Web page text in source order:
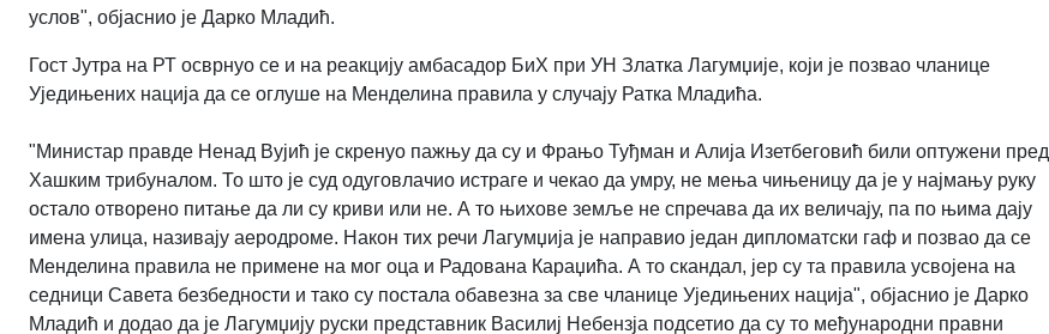
услов", објаснио је Дарко Младић.
Гост Јутра на РТ осврнуо се и на реакцију амбасадор БиХ при УН Златка Лагумџије, који је позвао чланице
Уједињених нација да се оглуше на Менделина правила у случају Ратка Младића.
"Министар правде Ненад Вујић је скренуо пажњу да су и Фрањо Туђман и Алија Изетбеговић били оптужени пред
Хашким трибуналом. То што је суд одуговлачио истраге и чекао да умру, не мења чињеницу да је у најмању руку
остало отворено питање да ли су криви или не. А то њихове земље не спречава да их величају, па по њима дају
имена улица, називају аеродроме. Након тих речи Лагумџија је направио један дипломатски гаф и позвао да се
Менделина правила не примене на мог оца и Радована Караџића. А то скандал, јер су та правила усвојена на
седници Савета безбедности и тако су постала обавезна за све чланице Уједињених нација", објаснио је Дарко
Младић и додао да је Лагумџију руски представник Василиј Небензја подсетио да су то међународни правни